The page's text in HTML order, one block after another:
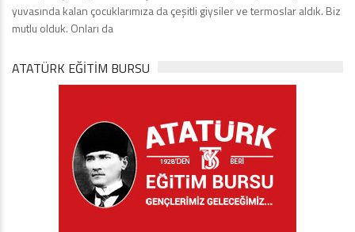
yuvasında kalan çocuklarımıza da çeşitli giysiler ve termoslar aldık. Biz
mutlu olduk. Onları da
ATATÜRK EĞITIM BURSU